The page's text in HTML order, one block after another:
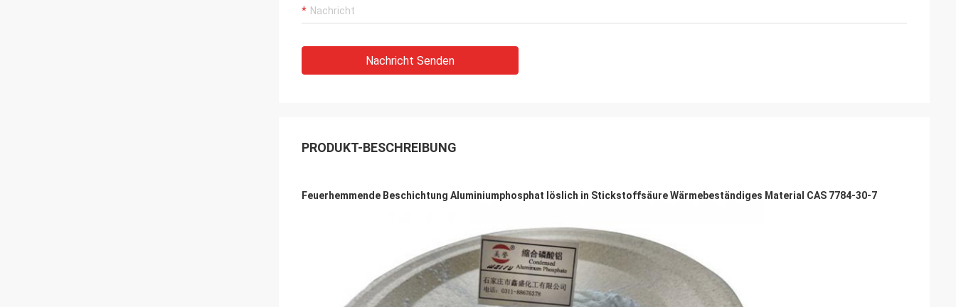
Nachricht Senden
PRODUKT-BESCHREIBUNG
Feuerhemmende Beschichtung Aluminiumphosphat löslich in Stickstoffsäure Wärmebeständiges Material CAS 7784-30-7